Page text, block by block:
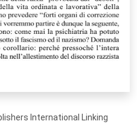
International Linking